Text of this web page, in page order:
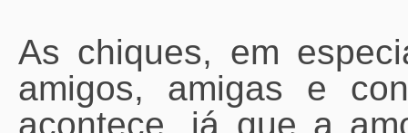
As chiques, em
amigos, amigas e
acontece, já que a